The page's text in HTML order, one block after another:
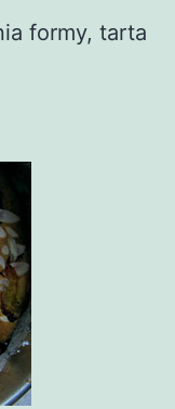
formy, tarta